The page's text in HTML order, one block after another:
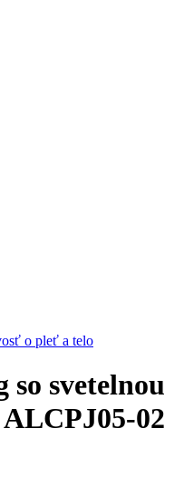
o pleť a telo
svetelnou
02